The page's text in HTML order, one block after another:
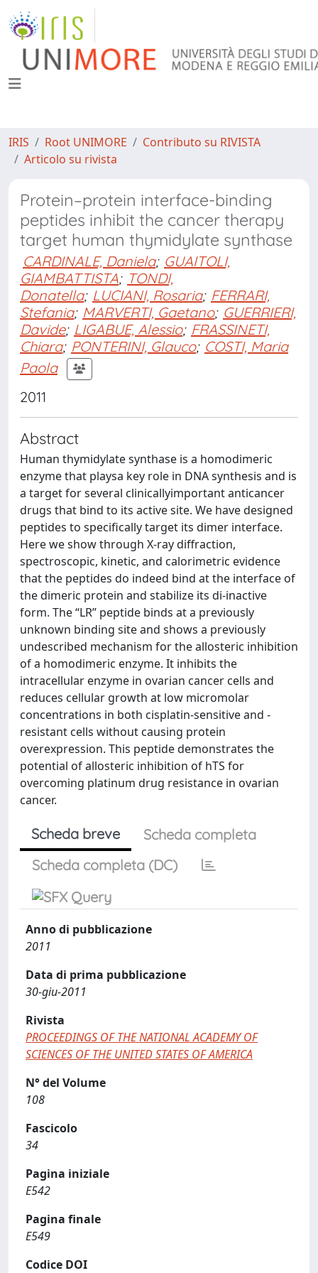
IRIS Root UNIMORE
Contributo su RIVISTA
Articolo su rivista
Protein–protein interface-binding
peptides inhibit the cancer therapy
target human thymidylate synthase
CARDINALE, Daniela; GUAITOLI,
GIAMBATTISTA; TONDI,
Donatella; LUCIANI, Rosaria; FERRARI,
Stefania; MARVERTI, Gaetano; GUERRIERI,
Davide; LIGABUE, Alessio; FRASSINETI,
Chiara; PONTERINI, Glauco; COSTI, Maria
Paola
2011
Abstract
Human thymidylate synthase is a homodimeric
enzyme that playsa key role in DNA synthesis and is
a target for several clinicallyimportant anticancer
drugs that bind to its active site. We have designed
peptides to specifically target its dimer interface.
Here we show through X-ray diffraction,
spectroscopic, kinetic, and calorimetric evidence
that the peptides do indeed bind at the interface of
the dimeric protein and stabilize its di-inactive
form. The “LR” peptide binds at a previously
unknown binding site and shows a previously
undescribed mechanism for the allosteric inhibition
of a homodimeric enzyme. It inhibits the
intracellular enzyme in ovarian cancer cells and
reduces cellular growth at low micromolar
concentrations in both cisplatin-sensitive and -
resistant cells without causing protein
overexpression. This peptide demonstrates the
potential of allosteric inhibition of hTS for
overcoming platinum drug resistance in ovarian
cancer.
Scheda breve
Scheda completa
Scheda completa (DC)
Anno di pubblicazione
2011
Data di prima pubblicazione
30-giu-2011
Rivista
PROCEEDINGS OF THE NATIONAL ACADEMY OF
SCIENCES OF THE UNITED STATES OF AMERICA
N° del Volume
108
Fascicolo
34
Pagina iniziale
E542
Pagina finale
E549
Codice DOI